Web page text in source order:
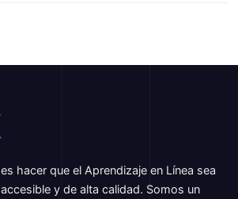
hacer que el Aprendizaje en Línea sea
y de alta calidad. Somos un